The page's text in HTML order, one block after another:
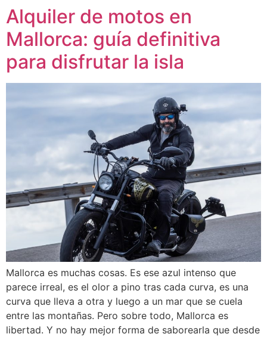
Alquiler de motos en
Mallorca: guía definitiva
para disfrutar la isla
Mallorca es muchas cosas. Es ese azul intenso que
parece irreal, es el olor a pino tras cada curva, es una
curva que lleva a otra y luego a un mar que se cuela
entre las montañas. Pero sobre todo, Mallorca es
libertad. Y no hay mejor forma de saborearla que desde